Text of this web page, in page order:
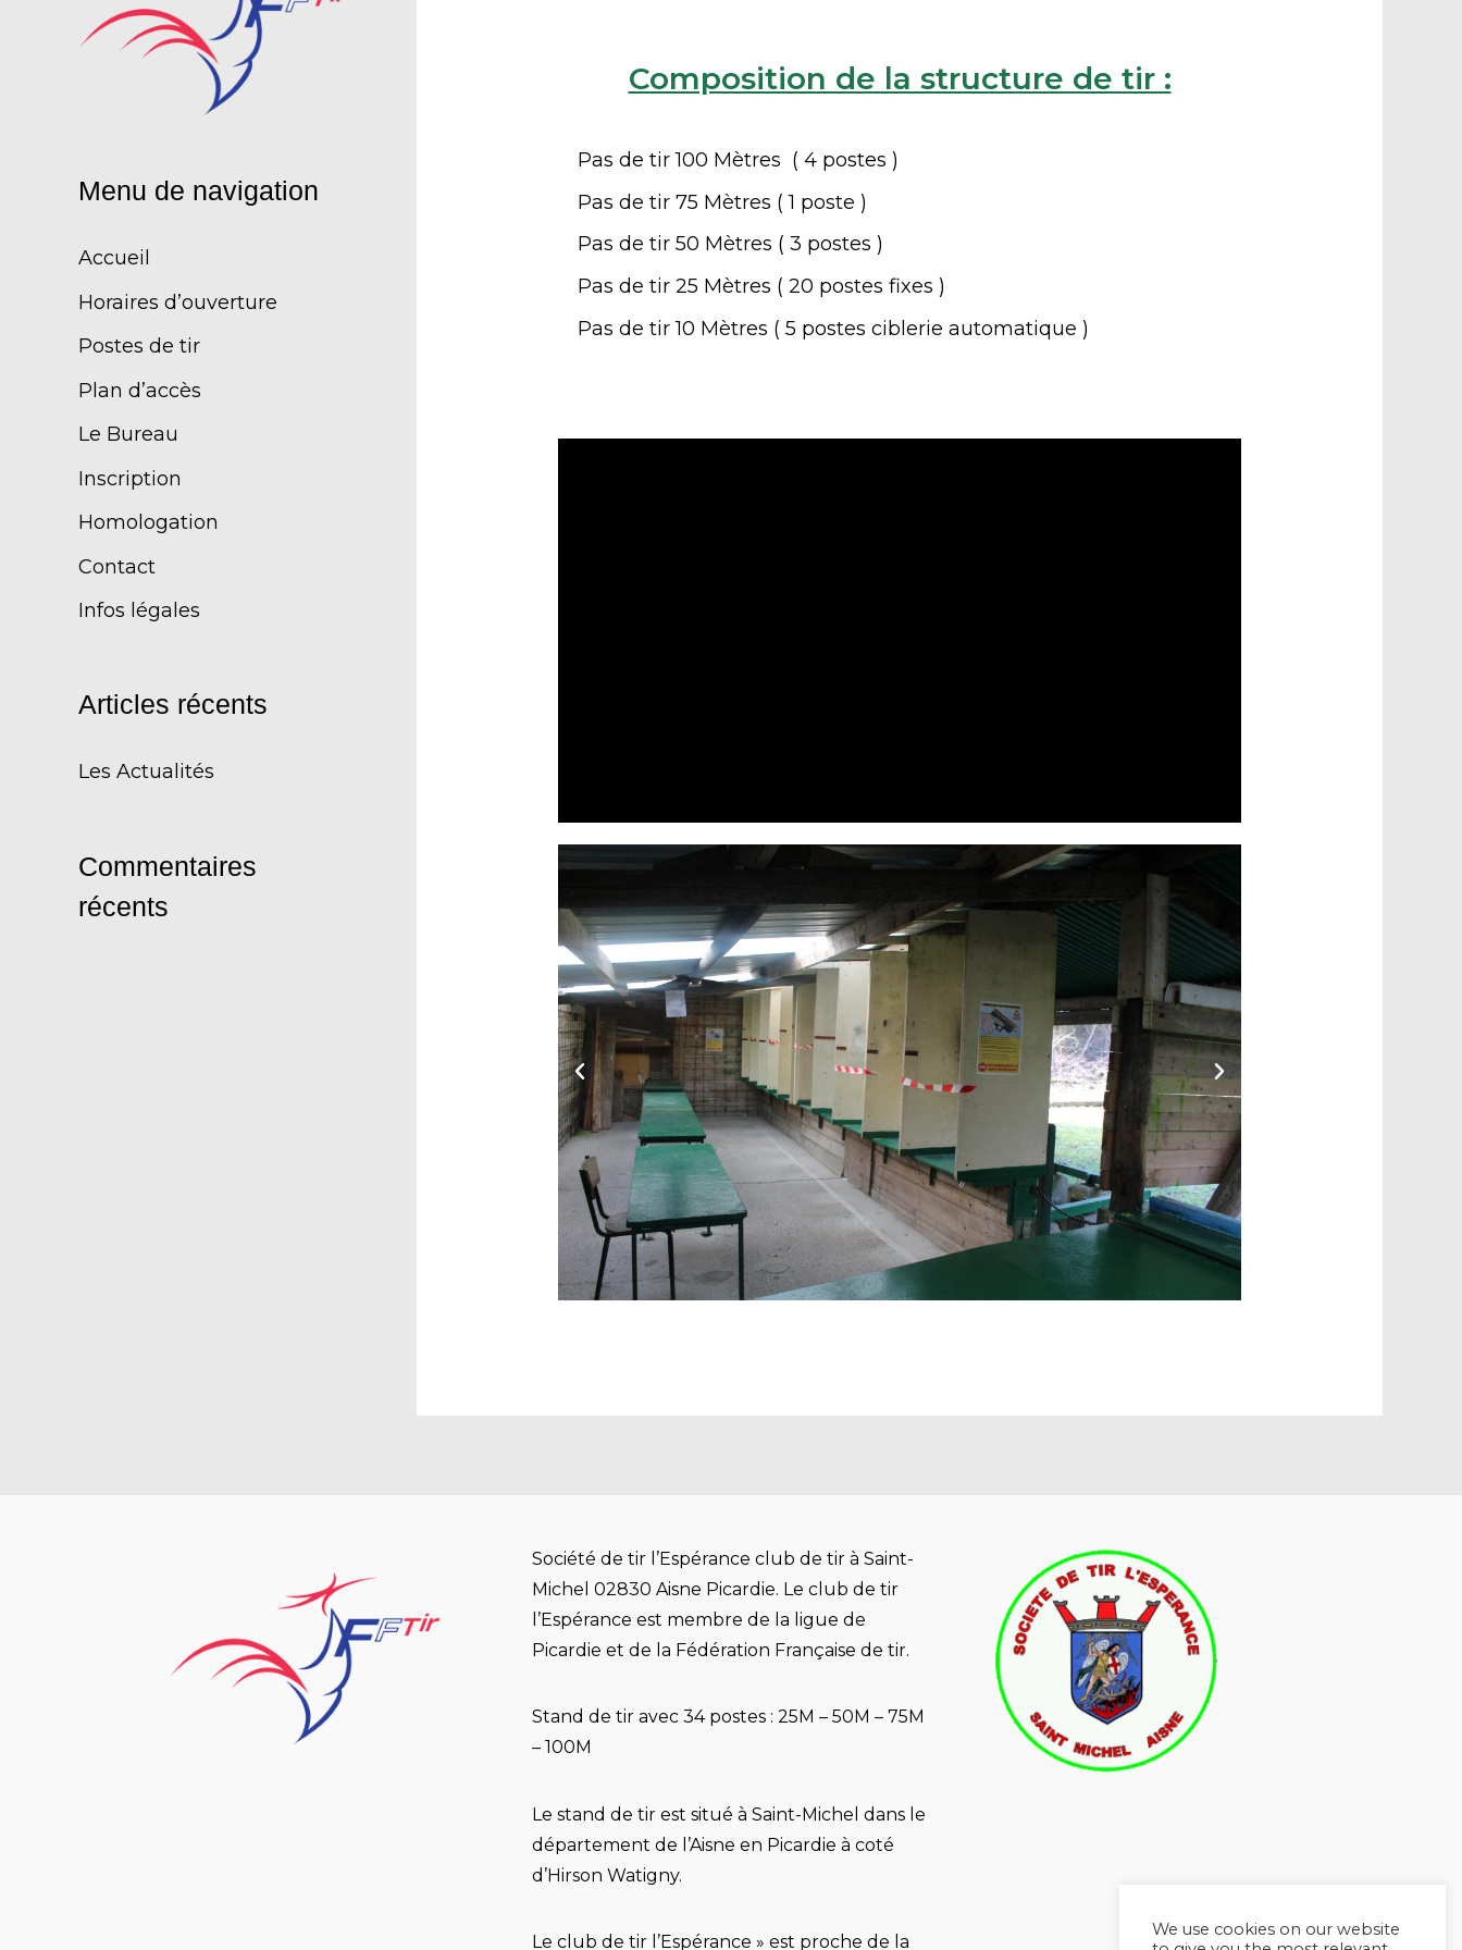
Menu de navigation
Accueil
Horaires d’ouverture
Postes de tir
Plan d’accès
Le Bureau
Inscription
Homologation
Contact
Infos légales
Articles récents
Les Actualités
Commentaires
récents
Composition de la structure de tir :
Pas de tir 100 Mètres ( 4 postes )
Pas de tir 75 Mètres ( 1 poste )
Pas de tir 50 Mètres ( 3 postes )
Pas de tir 25 Mètres ( 20 postes fixes )
Pas de tir 10 Mètres ( 5 postes ciblerie automatique )
Société de tir l’Espérance club de tir à Saint-
Michel 02830 Aisne Picardie. Le club de tir
l’Espérance est membre de la ligue de
Picardie et de la Fédération Française de tir.
Stand de tir avec 34 postes : 25M – 50M – 75M
– 100M
Le stand de tir est situé à Saint-Michel dans le
département de l’Aisne en Picardie à coté
d’Hirson Watigny.
Le club de tir l’Espérance » est proche de la
We use cookies on our website